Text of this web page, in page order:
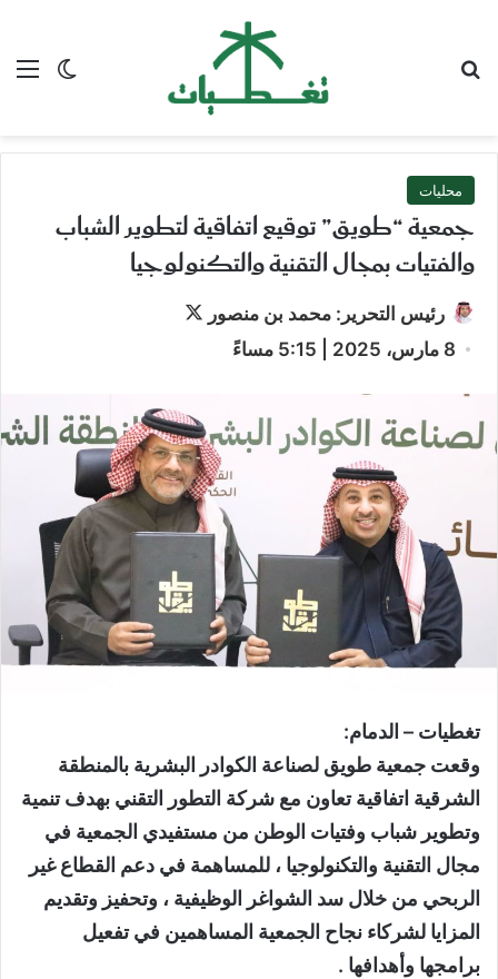
الوضع
محليات
جمعية “طويق” توقيع اتفاقية لتطوير الشباب
والفتيات بمجال التقنية والتكنولوجيا
رئيس التحرير: محمد بن منصور
8 مارس، 2025 | 5:15 مساءً
تغطيات – الدمام:
وقعت جمعية طويق لصناعة الكوادر البشرية بالمنطقة
الشرقية اتفاقية تعاون مع شركة التطور التقني بهدف تنمية
وتطوير شباب وفتيات الوطن من مستفيدي الجمعية في
مجال التقنية والتكنولوجيا ، للمساهمة في دعم القطاع غير
الربحي من خلال سد الشواغر الوظيفية ، وتحفيز وتقديم
المزايا لشركاء نجاح الجمعية المساهمين في تفعيل
برامجها وأهدافها .